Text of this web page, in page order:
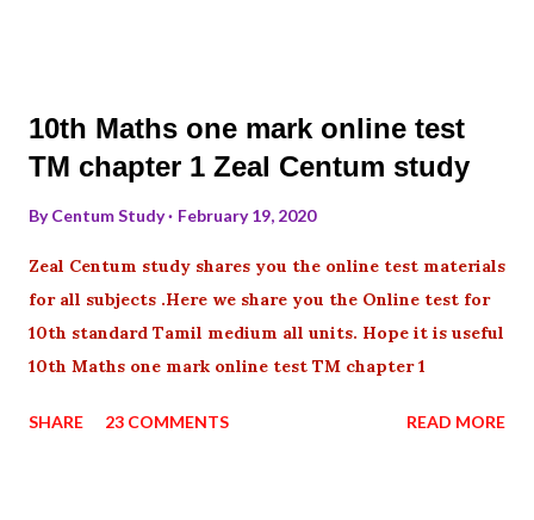
10th Maths one mark online test
TM chapter 1 Zeal Centum study
ByCentum Study February 19, 2020
Zeal Centum study shares you the online test materials
for all subjects .Here we share you the Online test for
10th standard Tamil medium all units. Hope it is useful
10th Maths one mark online test TM chapter 1
SHARE 23 COMMENTS READ MORE